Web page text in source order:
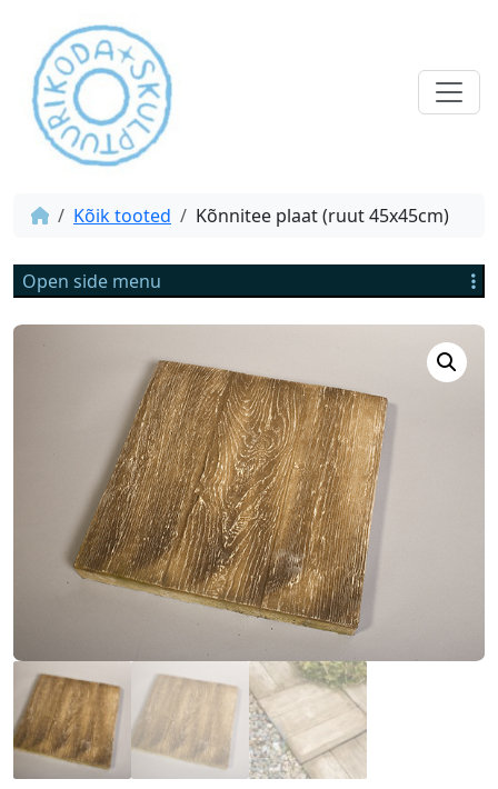
Kõik tooted Kõnnitee plaat (ruut 45x45cm)
Open side menu